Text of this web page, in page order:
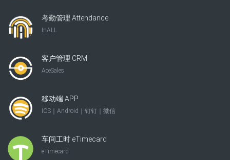
考勤管理 Attendance
InALL
客户管理 CRM
AceSales
移动端 APP
IOS｜Android｜钉钉｜微信
车间工时 eTimecard
eTimecard